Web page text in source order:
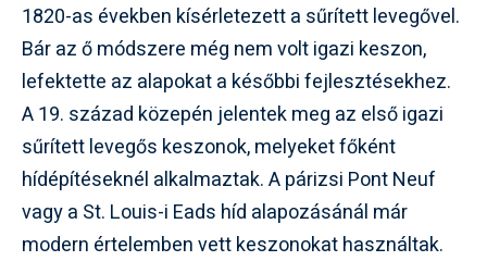
1820-as években kísérletezett a sűrített levegővel.
Bár az ő módszere még nem volt igazi keszon,
lefektette az alapokat a későbbi fejlesztésekhez.
A 19. század közepén jelentek meg az első igazi
sűrített levegős keszonok, melyeket főként
hídépítéseknél alkalmaztak. A párizsi Pont Neuf
vagy a St. Louis-i Eads híd alapozásánál már
modern értelemben vett keszonokat használtak.